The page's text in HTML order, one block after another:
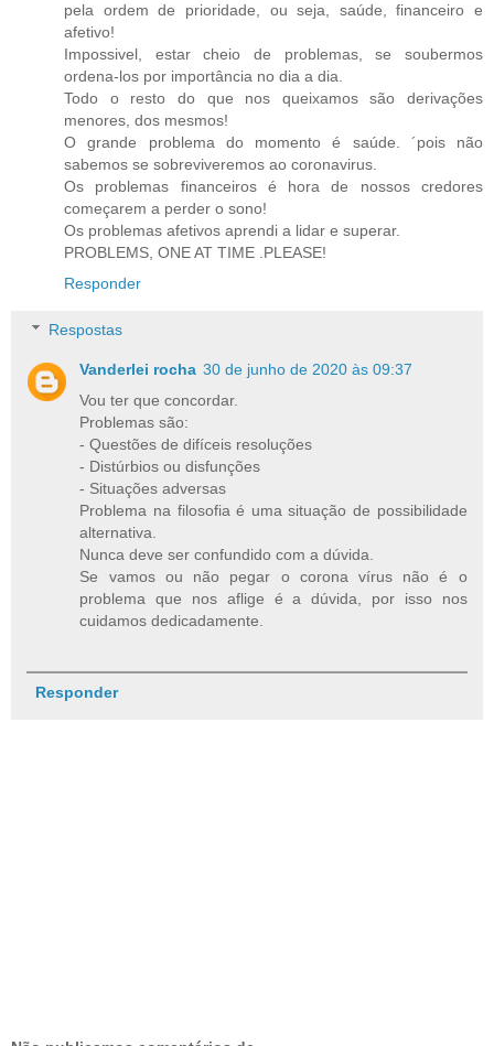
pela ordem de prioridade, ou seja, saúde, financeiro e
afetivo!
Impossivel, estar cheio de problemas, se soubermos
ordena-los por importância no dia a dia.
Todo o resto do que nos queixamos são derivações
menores, dos mesmos!
O grande problema do momento é saúde. ´pois não
sabemos se sobreviveremos ao coronavirus.
Os problemas financeiros é hora de nossos credores
começarem a perder o sono!
Os problemas afetivos aprendi a lidar e superar.
PROBLEMS, ONE AT TIME .PLEASE!
Responder
Respostas
Vanderlei rocha 30 de junho de 2020 às 09:37
Vou ter que concordar.
Problemas são:
- Questões de difíceis resoluções
- Distúrbios ou disfunções
- Situações adversas
Problema na filosofia é uma situação de possibilidade
alternativa.
Nunca deve ser confundido com a dúvida.
Se vamos ou não pegar o corona vírus não é o
problema que nos aflige é a dúvida, por isso nos
cuidamos dedicadamente.
Responder